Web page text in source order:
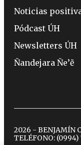
Noticias
Pódcast ÚH
Newsletters ÚH
Ñandejara Ñe’ẽ
2026 - BENJAMÍN
TELÉFONO: (0994)